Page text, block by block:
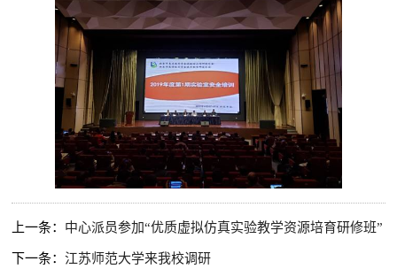
上一条： 中心派员参加“优质虚拟仿真实验教学资源培育研修班”
下一条：江苏师范大学来我校调研